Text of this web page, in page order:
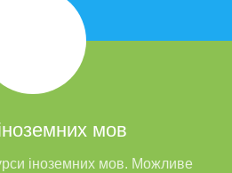
мов
іноземних мов. Можливе